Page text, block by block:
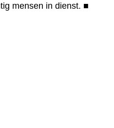
mensen in dienst. ■